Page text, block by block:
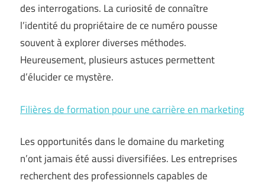
des interrogations. La curiosité de connaître
l’identité du propriétaire de ce numéro pousse
souvent à explorer diverses méthodes.
Heureusement, plusieurs astuces permettent
d’élucider ce mystère.
Filières de formation pour une carrière en marketing
Les opportunités dans le domaine du marketing
n’ont jamais été aussi diversifiées. Les entreprises
recherchent des professionnels capables de